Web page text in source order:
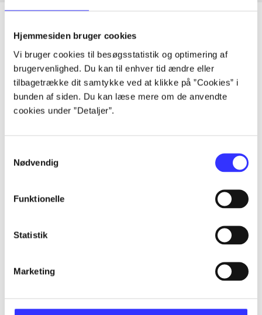
Hjemmesiden bruger cookies
Vi bruger cookies til besøgsstatistik og optimering af
brugervenlighed. Du kan til enhver tid ændre eller
tilbagetrække dit samtykke ved at klikke på ”Cookies” i
bunden af siden. Du kan læse mere om de anvendte
cookies under ”Detaljer”.
Nødvendig
Funktionelle
Statistik
Marketing
Artikler
Alle registrerede artikler fordelt på udgivelser
...